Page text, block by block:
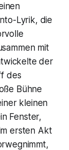
Lyrik, die
mit
der
des
Bühne
kleinen
Fenster,
ersten Akt